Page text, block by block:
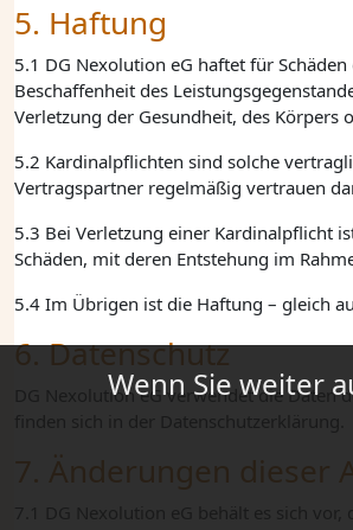
Wenn Sie weiter
5. Haftung
5.1 DG Nexolution eG haftet für
Beschaffenheit des
Verletzung der Gesundheit, des Körpers
5.2 Kardinalpflichten sind solche
Vertragspartner regelmäßig vertrauen
5.3 Bei Verletzung einer Kardinalpflicht
Schäden, mit deren Entstehung im
5.4 Im Übrigen ist die Haftung – gleich
6. Datenschutz
DG Nexolution eG verwendet die Daten
7. Änderungen dieser